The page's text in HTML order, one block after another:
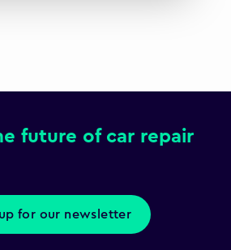
future of car repair
for our newsletter